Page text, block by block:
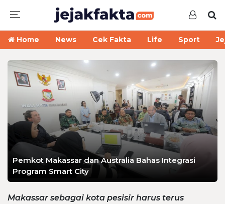
Home News Cek Fakta Life Sport
Pemkot Makassar dan Australia Bahas Integrasi
Program Smart City
Makassar sebagai kota pesisir harus terus